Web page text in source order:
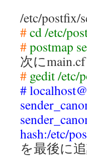
/etc/postfix/
#cd /etc/
#postmap
次に
# gedit /etc/
#
hash:/etc/
を最後に